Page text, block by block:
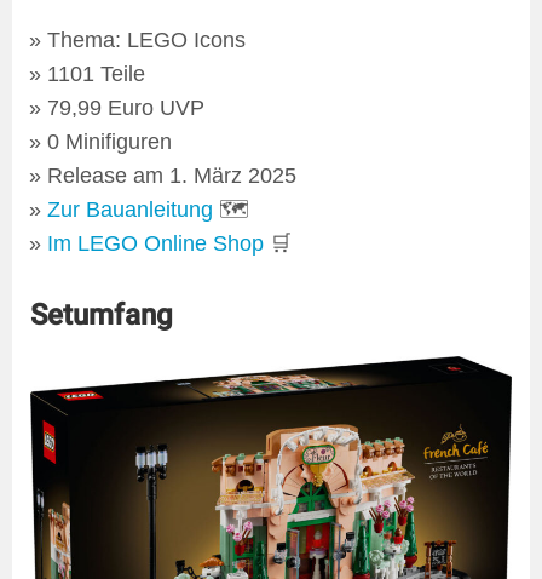
Thema: LEGO Icons
1101 Teile
79,99 Euro UVP
0 Minifiguren
Release am 1. März 2025
Zur Bauanleitung 🗺
Im LEGO Online Shop 🛒
Setumfang